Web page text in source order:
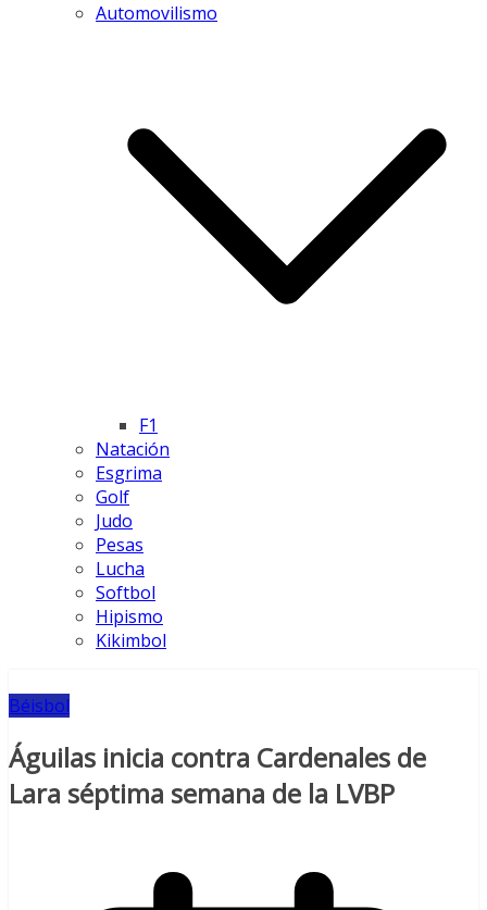
Automovilismo
F1
Natación
Esgrima
Golf
Judo
Pesas
Lucha
Softbol
Hipismo
Kikimbol
Béisbol
Águilas inicia contra Cardenales de
Lara séptima semana de la LVBP